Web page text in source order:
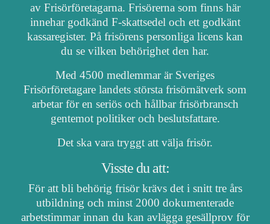
av Frisörföretagarna. Frisörerna som finns här
innehar godkänd F-skattsedel och ett godkänt
kassaregister. På frisörens personliga licens kan
du se vilken behörighet den har.
Med 4500 medlemmar är Sveriges
Frisörföretagare landets största frisörnätverk som
arbetar för en seriös och hållbar frisörbransch
gentemot politiker och beslutsfattare.
Det ska vara tryggt att välja frisör.
Visste du att:
För att bli behörig frisör krävs det i snitt tre års
utbildning och minst 2000 dokumenterade
arbetstimmar innan du kan avlägga gesällprov för